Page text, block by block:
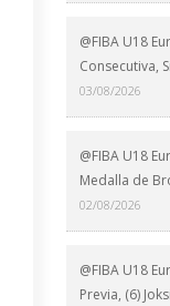
@FIBA U18
Consecutiva,
03/08/2026
@FIBA U18
Medalla de
02/08/2026
@FIBA U18
Previa, (6)